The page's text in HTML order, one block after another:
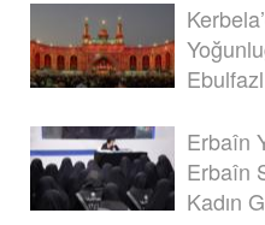
Erbaîn
Erbaîn
Kadın